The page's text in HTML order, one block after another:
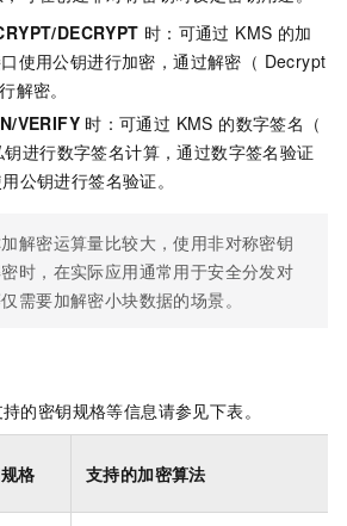
DECRYPT 时：可通过 KMS 的加
使用公钥进行加密，通过解密（ Decrypt
解密。
VERIFY 时：可通过 KMS 的数字签名（
进行数字签名计算，通过数字签名验证
公钥进行签名验证。
解密运算量比较大，使用非对称密钥
时，在实际应用通常用于安全分发对
需要加解密小块数据的场景。
的密钥规格等信息请参见下表。
格 支持的加密算法